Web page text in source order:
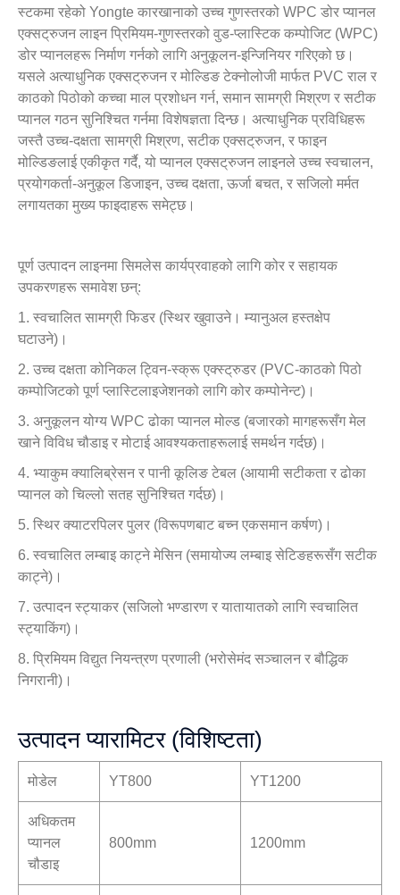
स्टकमा रहेको Yongte कारखानाको उच्च गुणस्तरको WPC डोर प्यानल
एक्सट्रुजन लाइन प्रिमियम-गुणस्तरको वुड-प्लास्टिक कम्पोजिट (WPC)
डोर प्यानलहरू निर्माण गर्नको लागि अनुकूलन-इन्जिनियर गरिएको छ।
यसले अत्याधुनिक एक्सट्रुजन र मोल्डिङ टेक्नोलोजी मार्फत PVC राल र
काठको पिठोको कच्चा माल प्रशोधन गर्न, समान सामग्री मिश्रण र सटीक
प्यानल गठन सुनिश्चित गर्नमा विशेषज्ञता दिन्छ। अत्याधुनिक प्रविधिहरू
जस्तै उच्च-दक्षता सामग्री मिश्रण, सटीक एक्सट्रुजन, र फाइन
मोल्डिङलाई एकीकृत गर्दै, यो प्यानल एक्सट्रुजन लाइनले उच्च स्वचालन,
प्रयोगकर्ता-अनुकूल डिजाइन, उच्च दक्षता, ऊर्जा बचत, र सजिलो मर्मत
लगायतका मुख्य फाइदाहरू समेट्छ।
पूर्ण उत्पादन लाइनमा सिमलेस कार्यप्रवाहको लागि कोर र सहायक
उपकरणहरू समावेश छन्:
1. स्वचालित सामग्री फिडर (स्थिर खुवाउने। म्यानुअल हस्तक्षेप
घटाउने)।
2. उच्च दक्षता कोनिकल ट्विन-स्क्रू एक्स्ट्रुडर (PVC-काठको पिठो
कम्पोजिटको पूर्ण प्लास्टिलाइजेशनको लागि कोर कम्पोनेन्ट)।
3. अनुकूलन योग्य WPC ढोका प्यानल मोल्ड (बजारको मागहरूसँग मेल
खाने विविध चौडाइ र मोटाई आवश्यकताहरूलाई समर्थन गर्दछ)।
4. भ्याकुम क्यालिब्रेसन र पानी कूलिङ टेबल (आयामी सटीकता र ढोका
प्यानल को चिल्लो सतह सुनिश्चित गर्दछ)।
5. स्थिर क्याटरपिलर पुलर (विरूपणबाट बच्न एकसमान कर्षण)।
6. स्वचालित लम्बाइ काट्ने मेसिन (समायोज्य लम्बाइ सेटिङहरूसँग सटीक
काट्ने)।
7. उत्पादन स्ट्याकर (सजिलो भण्डारण र यातायातको लागि स्वचालित
स्ट्याकिंग)।
8. प्रिमियम विद्युत नियन्त्रण प्रणाली (भरोसेमंद सञ्चालन र बौद्धिक
निगरानी)।
उत्पादन प्यारामिटर (विशिष्टता)
मोडेल YT800 YT1200
अधिकतम
प्यानल
चौडाइ
800mm 1200mm